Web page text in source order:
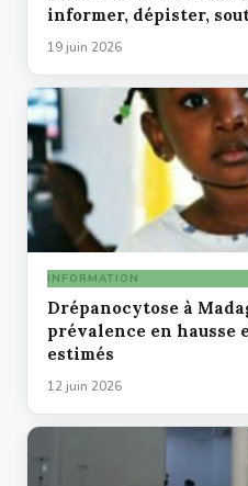
informer, dépister,
19 juin 2026
INFORMATION
Drépanocytose à
prévalence en hausse
estimés
12 juin 2026